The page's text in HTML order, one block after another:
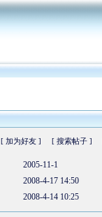
[ 加为好友 ] [ 搜索帖子 ]
2005-11-1
2008-4-17 14:50
2008-4-14 10:25